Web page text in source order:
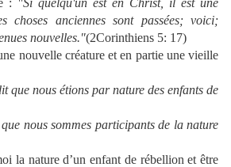
: "Si quelqu'un est en Christ, il est une
choses anciennes sont passées; voici;
nouvelles."(2Corinthiens 5: 17)
nouvelle créature et en partie une vieille
que nous étions par nature des enfants de
que nous sommes participants de la nature
la nature d’un enfant de rébellion et être